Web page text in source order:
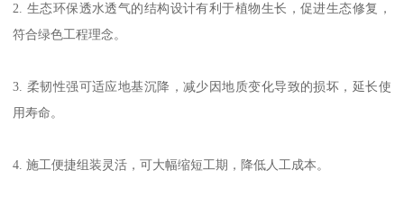
2. 生态环保透水透气的结构设计有利于植物生长，促进生态修复，
符合绿色工程理念。
3. 柔韧性强可适应地基沉降，减少因地质变化导致的损坏，延长使
用寿命。
4. 施工便捷组装灵活，可大幅缩短工期，降低人工成本。